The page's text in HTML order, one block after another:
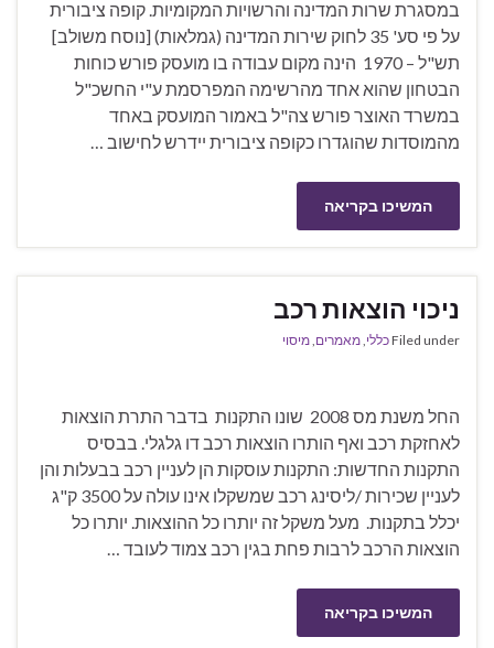
במסגרת שרות המדינה והרשויות המקומיות. קופה ציבורית
על פי סע' 35 לחוק שירות המדינה (גמלאות) [נוסח משולב]
תש"ל – 1970 הינה מקום עבודה בו מועסק פורש כוחות
הבטחון שהוא אחד מהרשימה המפרסמת ע"י החשכ"ל
במשרד האוצר פורש צה"ל באמור המועסק באחד
מהמוסדות שהוגדרו כקופה ציבורית יידרש לחישוב …
המשיכו בקריאה
ניכוי הוצאות רכב
Filed underכללי,מאמרים,מיסוי
החל משנת מס 2008 שונו התקנות בדבר התרת הוצאות
לאחזקת רכב ואף הותרו הוצאות רכב דו גלגלי. בבסיס
התקנות החדשות: התקנות עוסקות הן לעניין רכב בבעלות והן
לעניין שכירות /ליסינג רכב שמשקלו אינו עולה על 3500 ק"ג
יכלל בתקנות. מעל משקל זה יותרו כל ההוצאות. יותרו כל
הוצאות הרכב לרבות פחת בגין רכב צמוד לעובד …
המשיכו בקריאה